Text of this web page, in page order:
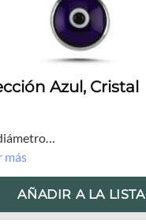
Azul, Cristal
Cadena 41cm y extensión de 3.0cm.
más
AÑADIR A LA LISTA